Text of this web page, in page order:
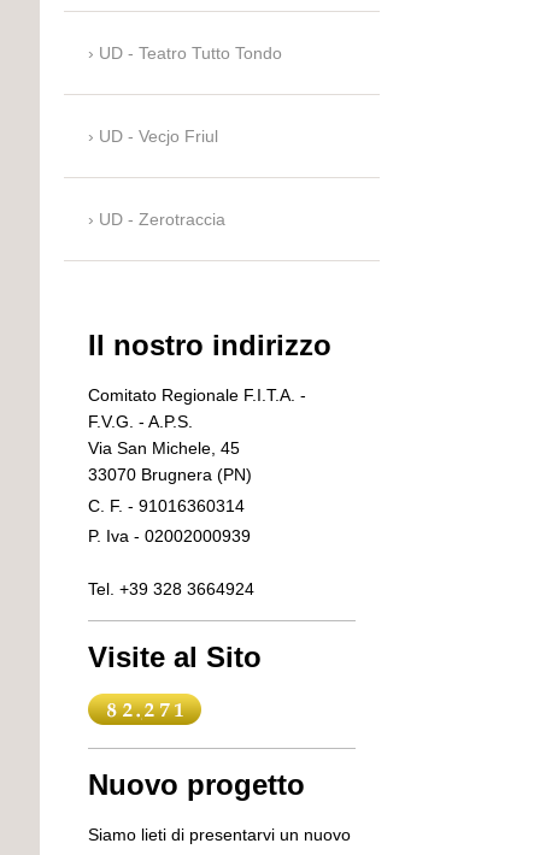
UD - Teatro Tutto Tondo
UD - Vecjo Friul
UD - Zerotraccia
Il nostro indirizzo
Comitato Regionale F.I.T.A. -
F.V.G. - A.P.S.
Via San Michele, 45
33070 Brugnera (PN)
C. F. - 91016360314
P. Iva - 02002000939
Tel. +39 328 3664924
Visite al Sito
Nuovo progetto
Siamo lieti di presentarvi un nuovo